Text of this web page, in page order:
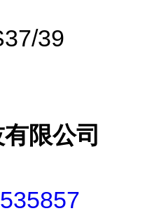
39
限公司